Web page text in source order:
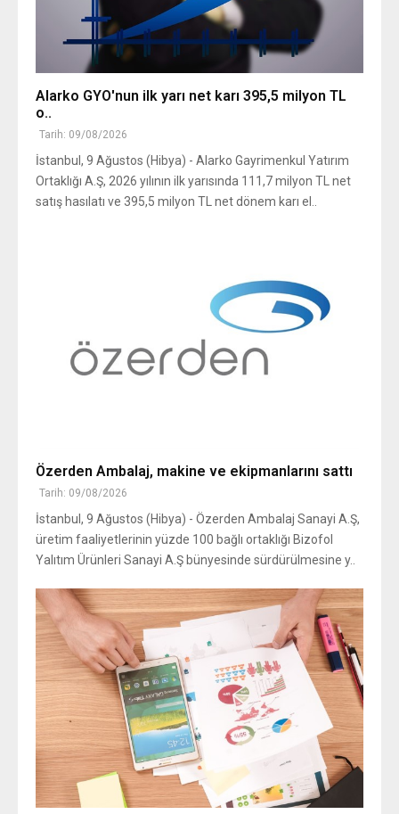
Alarko GYO'nun ilk yarı net karı 395,5 milyon TL
o..
Tarih: 09/08/2026
İstanbul, 9 Ağustos (Hibya) - Alarko Gayrimenkul Yatırım
Ortaklığı A.Ş, 2026 yılının ilk yarısında 111,7 milyon TL net
Özerden Ambalaj, makine ve ekipmanlarını sattı
Tarih: 09/08/2026
İstanbul, 9 Ağustos (Hibya) - Özerden Ambalaj Sanayi A.Ş,
üretim faaliyetlerinin yüzde 100 bağlı ortaklığı Bizofol